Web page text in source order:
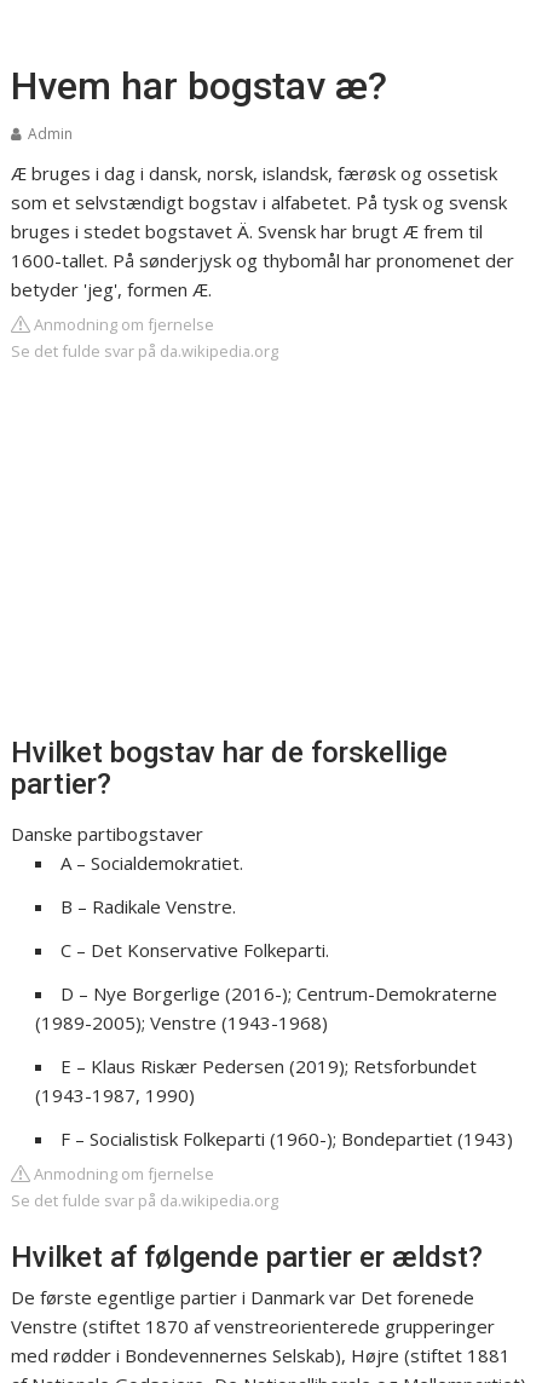
Hvem har bogstav æ?
Admin
Æ bruges i dag i dansk, norsk, islandsk, færøsk og ossetisk
som et selvstændigt bogstav i alfabetet. På tysk og svensk
bruges i stedet bogstavet Ä. Svensk har brugt Æ frem til
1600-tallet. På sønderjysk og thybomål har pronomenet der
betyder 'jeg', formen Æ.
Anmodning om fjernelse
Se det fulde svar på da.wikipedia.org
Hvilket bogstav har de forskellige
partier?
Danske partibogstaver
A – Socialdemokratiet.
B – Radikale Venstre.
C – Det Konservative Folkeparti.
D – Nye Borgerlige (2016-); Centrum-Demokraterne
(1989-2005); Venstre (1943-1968)
E – Klaus Riskær Pedersen (2019); Retsforbundet
(1943-1987, 1990)
F – Socialistisk Folkeparti (1960-); Bondepartiet (1943)
Anmodning om fjernelse
Se det fulde svar på da.wikipedia.org
Hvilket af følgende partier er ældst?
De første egentlige partier i Danmark var Det forenede
Venstre (stiftet 1870 af venstreorienterede grupperinger
med rødder i Bondevennernes Selskab), Højre (stiftet 1881